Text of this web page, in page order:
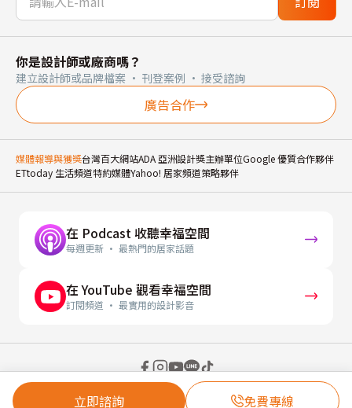
立即諮詢 免費專線
你是設計師或廠商嗎？
建立設計師或品牌檔案 · 刊登案例 · 接受諮詢
廣告合作
媒體報導與獲獎台灣百大網站ADA 亞洲設計獎主辦單位Google 優質合作夥伴
ETtoday 生活頻道特約媒體Yahoo! 居家頻道策略夥伴
在 Podcast 收聽幸福空間
每週更新 · 最熱門的居家話題
在 YouTube 觀看幸福空間
訂閱頻道 · 最實用的設計影音
© 2026 幸福空間 Gorgeous Space Co., Ltd.